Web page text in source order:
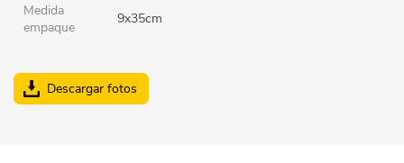
Medida
empaque
9x35cm
Descargar fotos